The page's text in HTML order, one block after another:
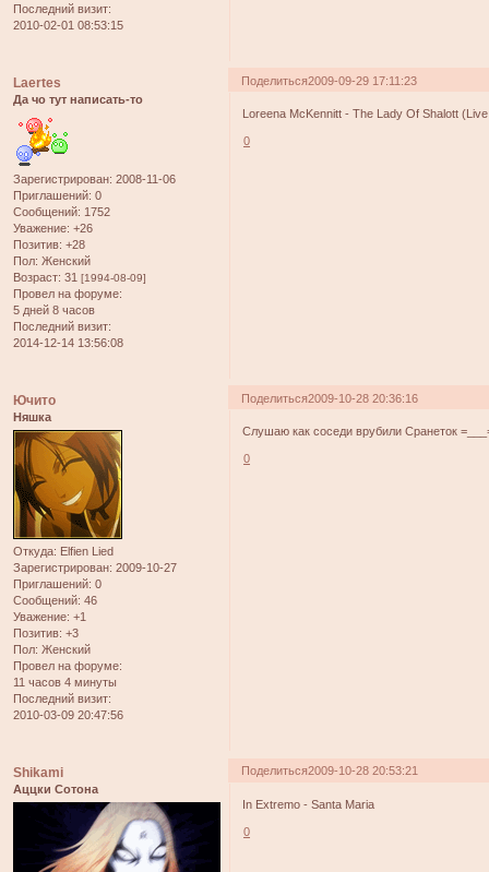
Последний визит:
2010-02-01 08:53:15
Поделиться2009-09-29 17:11:23
Laertes
Да чо тут написать-то
Зарегистрирован: 2008-11-06
Приглашений: 0
Сообщений: 1752
Уважение: +26
Позитив: +28
Пол: Женский
Возраст: 31 [1994-08-09]
Провел на форуме:
5 дней 8 часов
Последний визит:
2014-12-14 13:56:08
Loreena McKennitt - The Lady Of Shalott
0
Поделиться2009-10-28 20:36:16
Ючито
Няшка
Откуда: Elfien Lied
Зарегистрирован: 2009-10-27
Приглашений: 0
Сообщений: 46
Уважение: +1
Позитив: +3
Пол: Женский
Провел на форуме:
11 часов 4 минуты
Последний визит:
2010-03-09 20:47:56
Слушаю как соседи врубили Сранеток
0
Поделиться2009-10-28 20:53:21
Shikami
Аццки Сотона
In Extremo - Santa Maria
0